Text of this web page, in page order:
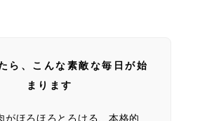
ら、こんな素敵な毎日が始
まります
がほろほろとろける、本格的